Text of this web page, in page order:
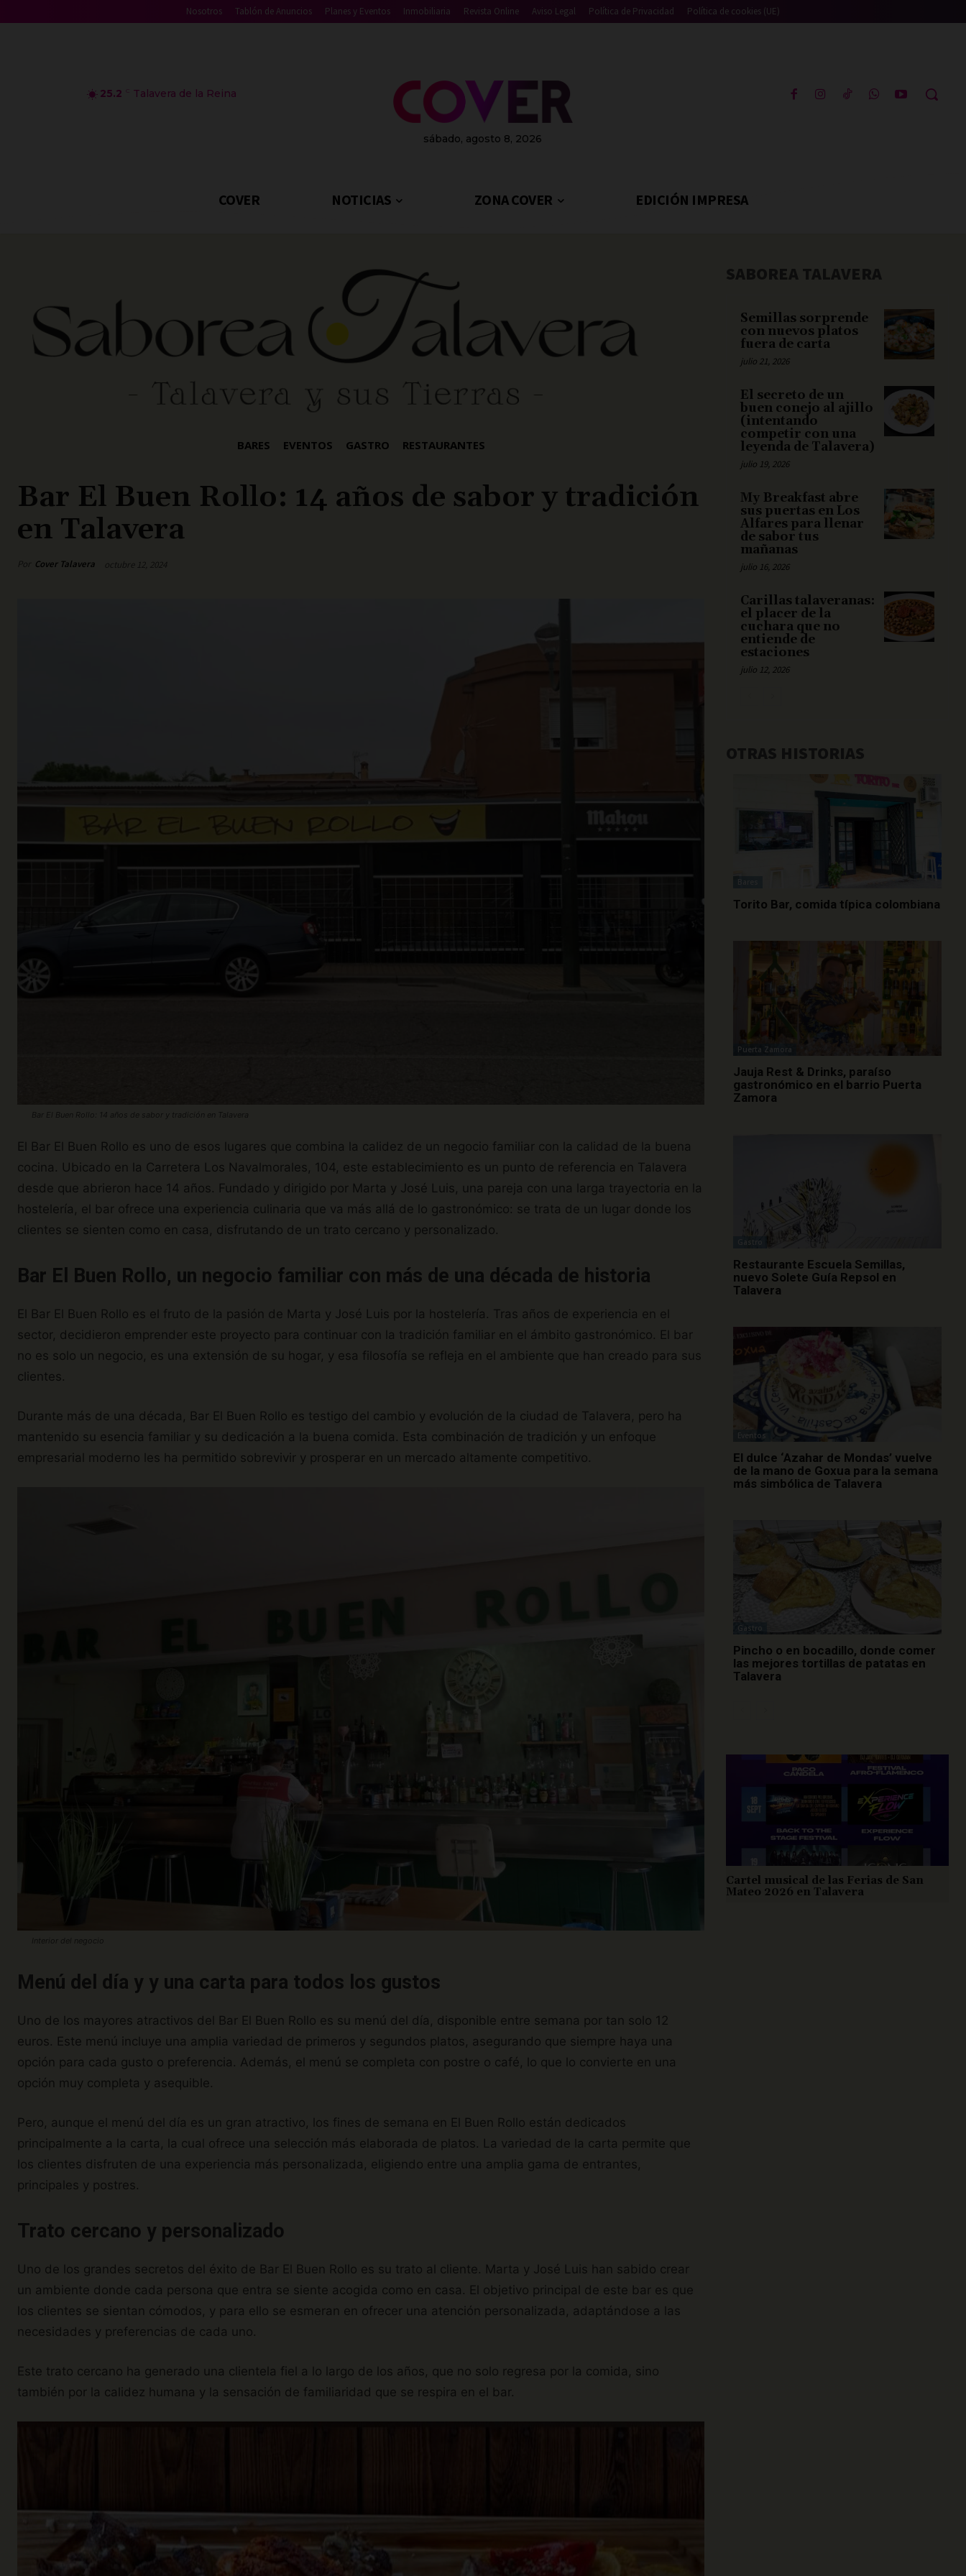
Nosotros Tablón de Anuncios Planes y Eventos Inmobiliaria Revista Online Aviso Legal Política de Privacidad Política de cookies (UE)
25.2 Talavera de la Reina
sábado, agosto 8, 2026
COVER NOTICIAS ZONA COVER EDICIÓN IMPRESA
BARES EVENTOS GASTRO RESTAURANTES
Bar El Buen Rollo: 14 años de sabor y tradición
en Talavera
Por Cover Talavera octubre 12, 2024
Bar El Buen Rollo: 14 años de sabor y tradición en Talavera
El Bar El Buen Rollo es uno de esos lugares que combina la calidez de un negocio familiar con la calidad de la buena
cocina. Ubicado en la Carretera Los Navalmorales, 104, este establecimiento es un punto de referencia en Talavera
desde que abrieron hace 14 años. Fundado y dirigido por Marta y José Luis, una pareja con una larga trayectoria en la
hostelería, el bar ofrece una experiencia culinaria que va más allá de lo gastronómico: se trata de un lugar donde los
clientes se sienten como en casa, disfrutando de un trato cercano y personalizado.
Bar El Buen Rollo, un negocio familiar con más de una década de historia
El Bar El Buen Rollo es el fruto de la pasión de Marta y José Luis por la hostelería. Tras años de experiencia en el
sector, decidieron emprender este proyecto para continuar con la tradición familiar en el ámbito gastronómico. El bar
no es solo un negocio, es una extensión de su hogar, y esa filosofía se refleja en el ambiente que han creado para sus
clientes.
Durante más de una década, Bar El Buen Rollo es testigo del cambio y evolución de la ciudad de Talavera, pero ha
mantenido su esencia familiar y su dedicación a la buena comida. Esta combinación de tradición y un enfoque
empresarial moderno les ha permitido sobrevivir y prosperar en un mercado altamente competitivo.
Interior del negocio
Menú del día y y una carta para todos los gustos
Uno de los mayores atractivos del Bar El Buen Rollo es su menú del día, disponible entre semana por tan solo 12
euros. Este menú incluye una amplia variedad de primeros y segundos platos, asegurando que siempre haya una
opción para cada gusto o preferencia. Además, el menú se completa con postre o café, lo que lo convierte en una
opción muy completa y asequible.
Pero, aunque el menú del día es un gran atractivo, los fines de semana en El Buen Rollo están dedicados
principalmente a la carta, la cual ofrece una selección más elaborada de platos. La variedad de la carta permite que
los clientes disfruten de una experiencia más personalizada, eligiendo entre una amplia gama de entrantes,
principales y postres.
Trato cercano y personalizado
Uno de los grandes secretos del éxito de Bar El Buen Rollo es su trato al cliente. Marta y José Luis han sabido crear
un ambiente donde cada persona que entra se siente acogida como en casa. El objetivo principal de este bar es que
los clientes se sientan cómodos, y para ello se esmeran en ofrecer una atención personalizada, adaptándose a las
necesidades y preferencias de cada uno.
Este trato cercano ha generado una clientela fiel a lo largo de los años, que no solo regresa por la comida, sino
también por la calidez humana y la sensación de familiaridad que se respira en el bar.
Semillas sorprende
con nuevos platos
fuera de carta
julio 21, 2026
El secreto de un
buen conejo al ajillo
(intentando
competir con una
leyenda de Talavera)
julio 19, 2026
My Breakfast abre
sus puertas en Los
Alfares para llenar
de sabor tus
mañanas
julio 16, 2026
Carillas talaveranas:
el placer de la
cuchara que no
entiende de
estaciones
julio 12, 2026
Torito Bar, comida típica colombiana
Puerta Zamora
Jauja Rest & Drinks, paraíso
gastronómico en el barrio Puerta
Zamora
Gastro
Restaurante Escuela Semillas,
nuevo Solete Guía Repsol en
Talavera
Eventos
El dulce ‘Azahar de Mondas’ vuelve
de la mano de Goxua para la semana
más simbólica de Talavera
Gastro
Pincho o en bocadillo, donde comer
las mejores tortillas de patatas en
Talavera
Cartel musical de las Ferias de San
Mateo 2026 en Talavera